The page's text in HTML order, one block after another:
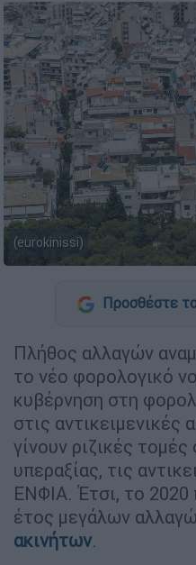
(eurokinissi)
Προσθέστε
Πλήθος αλλαγών
το νέο φορολογικό
κυβέρνηση στη
στις
γίνουν ριζικές
υπεραξίας, τις
ΕΝΦΙΑ. Έτσι, το 2020
έτος μεγάλων
ακινήτων.